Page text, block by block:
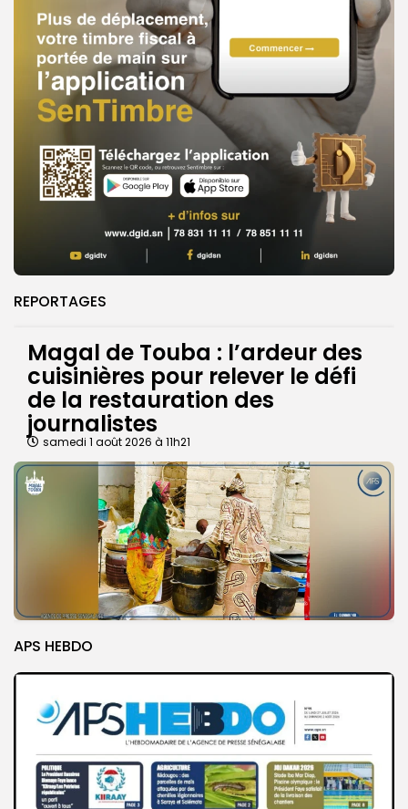
REPORTAGES
Magal de Touba : l’ardeur des
cuisinières pour relever le défi
de la restauration des
journalistes
samedi 1 août 2026 à 11h21
APS HEBDO